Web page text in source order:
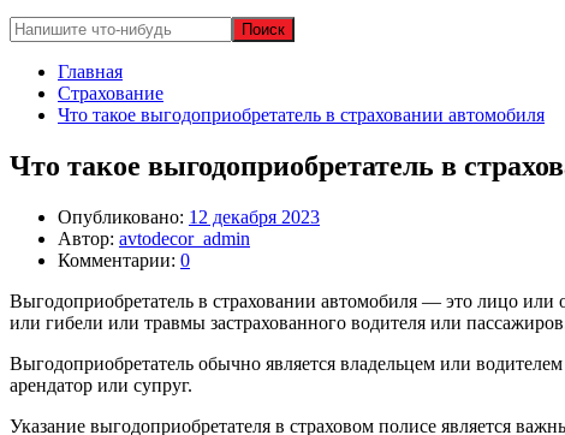
Главная
Страхование
Что такое выгодоприобретатель в страховании автомобиля
Что такое выгодоприобретатель в
Опубликовано: 12 декабря 2023
Автор: avtodecor_admin
Комментарии: 0
Выгодоприобретатель в страховании автомобиля — это лицо или
или гибели или травмы застрахованного водителя или
Выгодоприобретатель обычно является владельцем или
арендатор или супруг.
Указание выгодоприобретателя в страховом полисе является